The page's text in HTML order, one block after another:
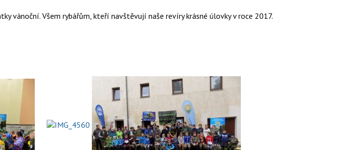
vánoční. Všem rybářům, kteří navštěvují naše revíry krásné úlovky v roce 2017.